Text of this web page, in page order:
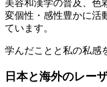
美容和漢学の普及、色
変個性・感性豊かに活
ています。
学んだことと私の私感
日本と海外のレー